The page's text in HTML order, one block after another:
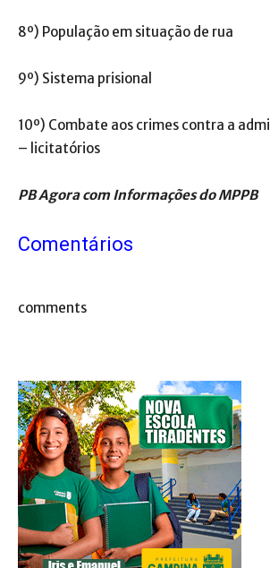
8º) População em situação de rua
9º) Sistema prisional
10º) Combate aos crimes contra a
– licitatórios
PB Agora com Informações do MPPB
Comentários
comments